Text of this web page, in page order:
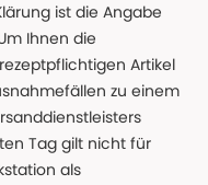
ist die Angabe
Ihnen die
Artikel
zu einem
Tag gilt nicht für
als